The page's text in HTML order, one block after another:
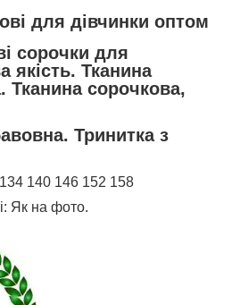
для дівчинки оптом
сорочки для
якість. Тканина
Тканина сорочкова,
Тринитка з
134 140 146 152 158
Як на фото.